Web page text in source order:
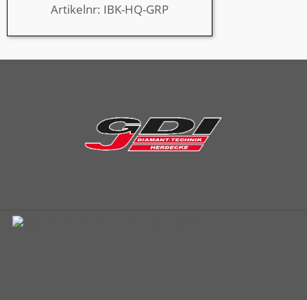
Artikelnr: IBK-HQ-GRP